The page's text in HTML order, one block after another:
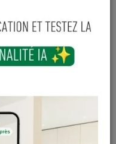
photos peuvent